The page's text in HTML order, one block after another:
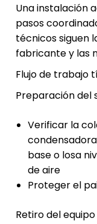
Una instalación
pasos
técnicos siguen
fabricante y las
Flujo de trabajo
Preparación del
Verificar la
base o losa
de aire
Proteger el
Retiro del